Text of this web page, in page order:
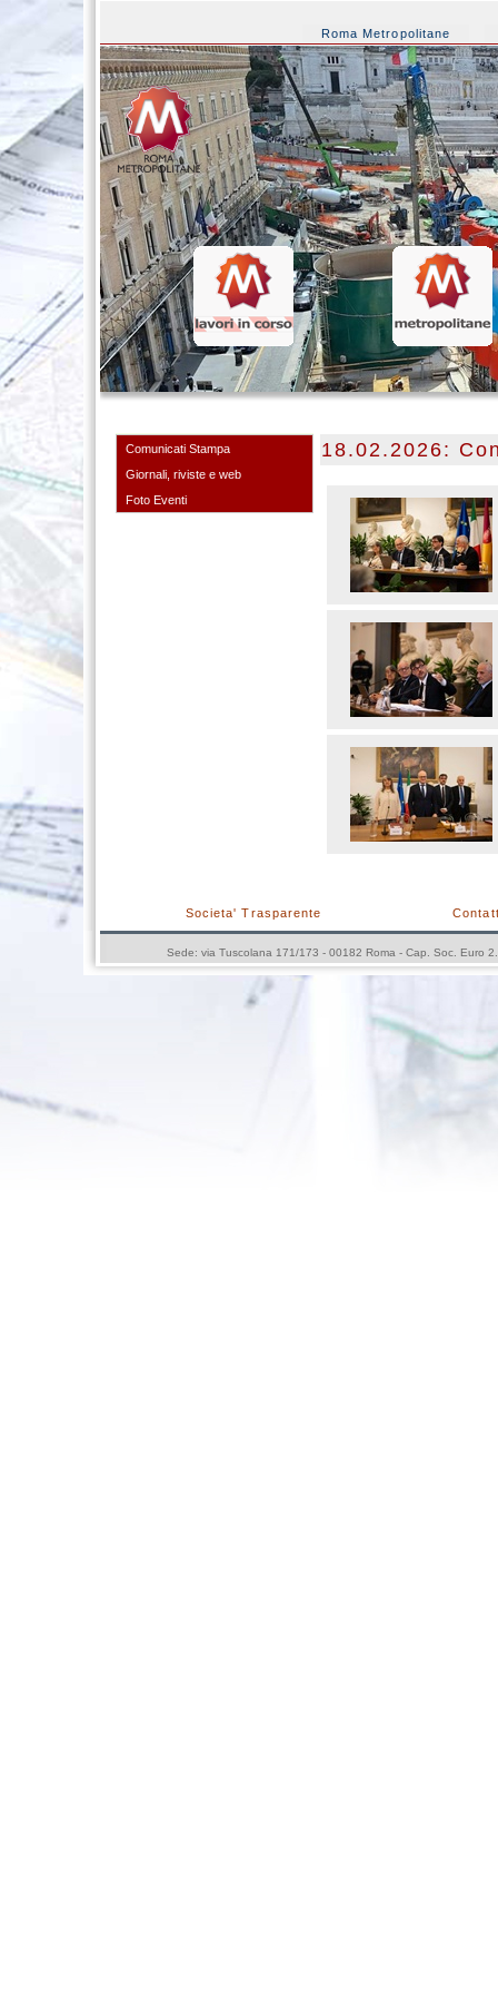
Roma Metropolitane
Comunicati Stampa
Giornali, riviste e web
Foto Eventi
18.02.2026:
Societa' Trasparente
Sede: via Tuscolana 171/173 - 00182 Roma - Cap. Soc. Euro